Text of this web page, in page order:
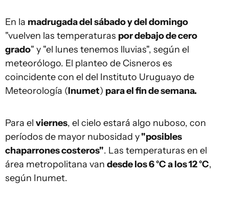
En la madrugada del sábado y del domingo
"vuelven las temperaturas por debajo de cero
grado" y "el lunes tenemos lluvias", según el
meteorólogo. El planteo de Cisneros es
coincidente con el del Instituto Uruguayo de
Meteorología (Inumet) para el fin de semana.
Para el viernes, el cielo estará algo nuboso, con
períodos de mayor nubosidad y"posibles
chaparrones costeros". Las temperaturas en el
área metropolitana van desde los 6 °C a los 12 °C,
según Inumet.